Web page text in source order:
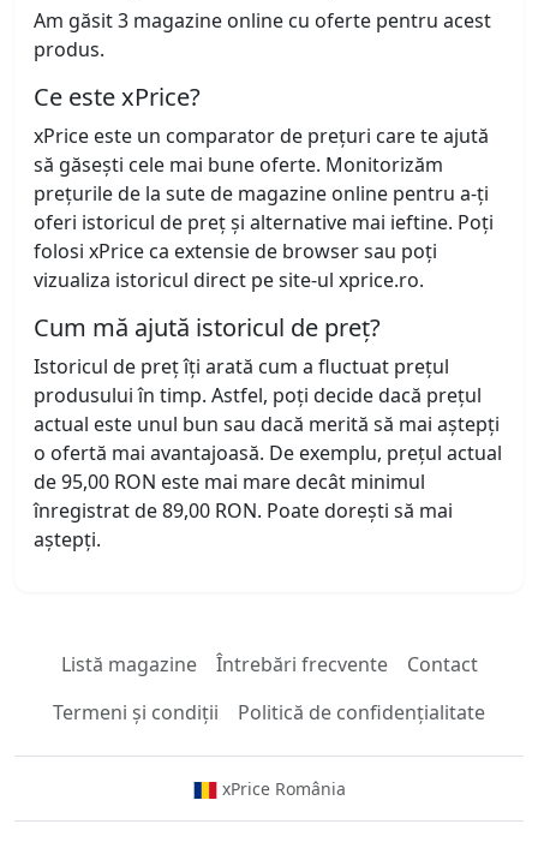
Am găsit 3 magazine online cu oferte pentru acest
produs.
Ce este xPrice?
xPrice este un comparator de prețuri care te ajută
să găsești cele mai bune oferte. Monitorizăm
prețurile de la sute de magazine online pentru a-ți
oferi istoricul de preț și alternative mai ieftine. Poți
folosi xPrice ca extensie de browser sau poți
vizualiza istoricul direct pe site-ul xprice.ro.
Cum mă ajută istoricul de preț?
Istoricul de preț îți arată cum a fluctuat prețul
produsului în timp. Astfel, poți decide dacă prețul
actual este unul bun sau dacă merită să mai aștepți
o ofertă mai avantajoasă. De exemplu, prețul actual
de 95,00 RON este mai mare decât minimul
înregistrat de 89,00 RON. Poate dorești să mai
aștepți.
Listă magazine Întrebări frecvente
Contact
Termeni și condiții
Politică de confidențialitate
xPrice România